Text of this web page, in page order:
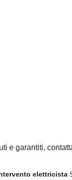
e garantiti,
elettricista